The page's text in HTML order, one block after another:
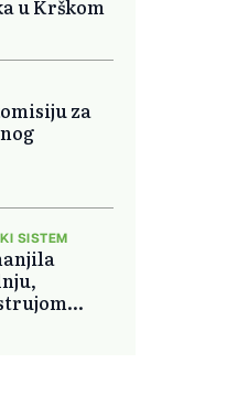
u Krškom
za
SISTEM